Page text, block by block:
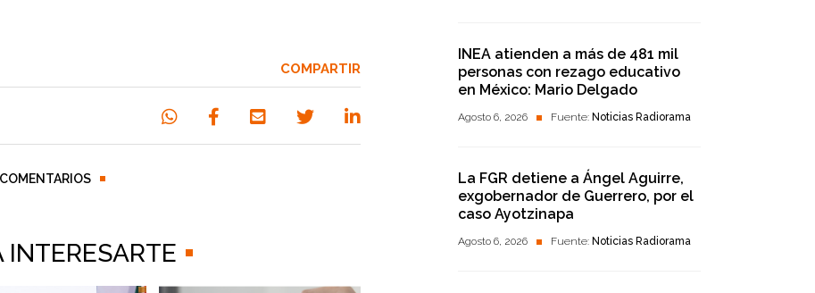
COMPARTIR
COMENTARIOS
INTERESARTE
INEA atienden a más de 481 mil
personas con rezago educativo
en México: Mario Delgado
Agosto 6, 2026 Fuente: Noticias Radiorama
La FGR detiene a Ángel Aguirre,
exgobernador de Guerrero, por el
caso Ayotzinapa
Agosto 6, 2026 Fuente: Noticias Radiorama